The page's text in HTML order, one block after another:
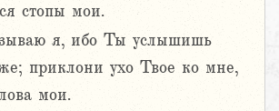
стопы мои.
я, ибо Ты услышишь
приклони ухо Твое ко мне,
мои.